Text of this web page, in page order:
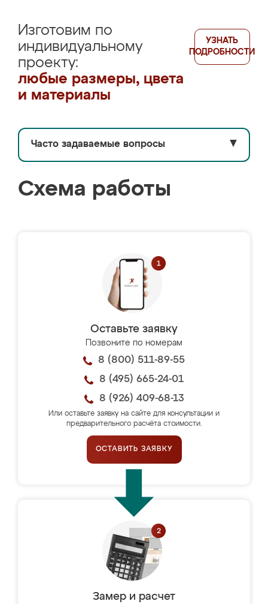
Изготовим по
индивидуальному
проекту:
любые размеры, цвета
и материалы
УЗНАТЬ
ПОДРОБНОСТИ
Часто задаваемые вопросы ▼
Схема работы
Оставьте заявку
Позвоните по номерам
8 (800) 511-89-55
8 (495) 665-24-01
8 (926) 409-68-13
Или оставьте заявку на сайте для консультации и
предварительного расчёта стоимости.
ОСТАВИТЬ ЗАЯВКУ
Замер и расчет